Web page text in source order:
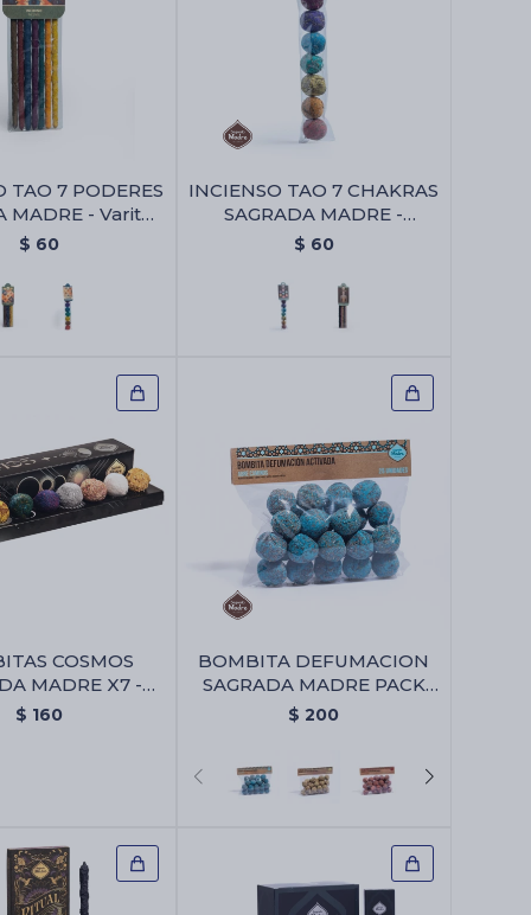
TAO 7 PODERES
MADRE - Varitas
7 Poderes
$ 60
INCIENSO TAO 7 CHAKRAS
SAGRADA MADRE -
Bombita 7 Chakras
$ 60
COSMOS
MADRE X7 -
Cosmos Sagrada
$ 160
BOMBITA DEFUMACION
SAGRADA MADRE PACK
X25 - Abre Camino
$ 200